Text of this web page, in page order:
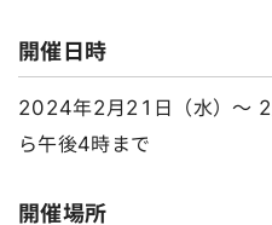
開催日時
2024年2月21日（水）～
ら午後4時まで
開催場所